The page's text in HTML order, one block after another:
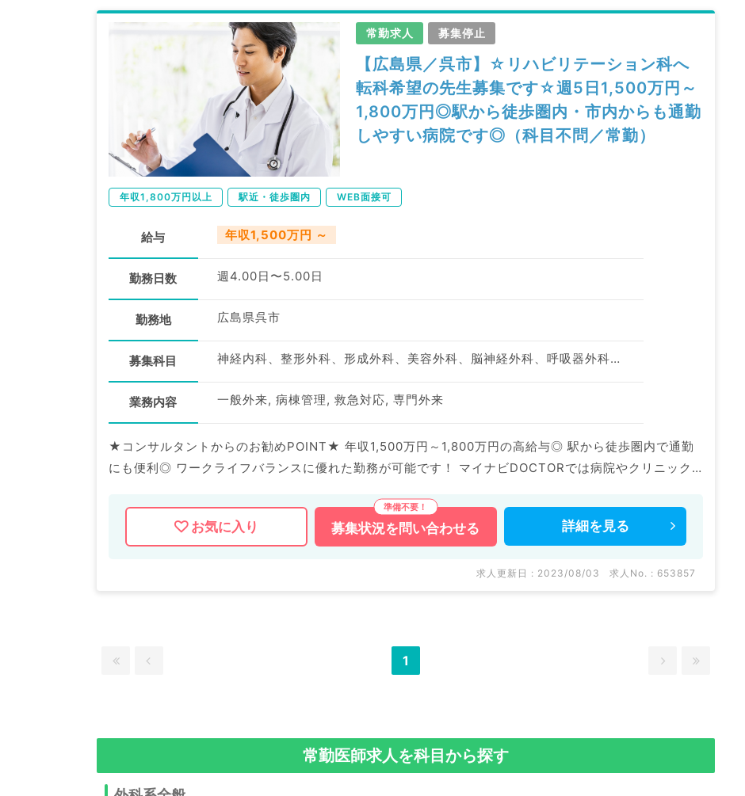
常勤求人 募集停止
【広島県／呉市】☆リハビリテーション科へ
転科希望の先生募集です☆週5日1,500万円～
1,800万円◎駅から徒歩圏内・市内からも通勤
しやすい病院です◎（科目不問／常勤）
年収1,800万円以上 駅近・徒歩圏内 WEB面接可
給与 年収1,500万円 ～
勤務日数 週4.00日〜5.00日
勤務地 広島県呉市
募集科目 神経内科、整形外科、形成外科、美容外科、脳神経外科、呼吸器外科、心臓血管外科、小児外科、泌尿器科、一般内科、循環器内科、呼吸器内科、消化器内科、内分泌・代謝内科、腎臓内科、老年内科、血液内科、外科系全般、一般外科、消化器外科、乳腺外科、膠原病科、大腸・肛門外科
業務内容 一般外来, 病棟管理, 救急対応, 専門外来
★コンサルタントからのお勧めPOINT★ 年収1,500万円～1,800万円の高給与◎ 駅から徒歩圏内で通勤
にも便利◎ ワークライフバランスに優れた勤務が可能です！ マイナビDOCTORでは病院やクリニック
求人内容の詳細等はお気軽にお問合せ下さい。
お気に入り 募集状況を 問い合わせる 詳細を 見る
求人更新日 : 2023/08/03 求人No. : 653857
1
常勤医師求人を科目から探す